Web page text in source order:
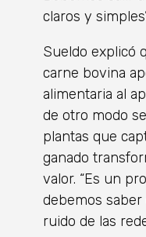
claros y
Sueldo explicó
carne bovina
alimentaria al
de otro modo
plantas que
ganado
valor. “Es un
debemos
ruido de las